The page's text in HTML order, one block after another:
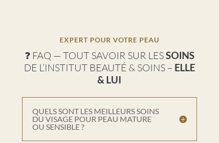
EXPERT POUR VOTRE PEAU
❓ FAQ — TOUT SAVOIR SUR LESSOINS
DE L’INSTITUT BEAUTÉ & SOINS – ELLE
& LUI
QUELS SONT LES MEILLEURS SOINS
DU VISAGE POUR PEAU MATURE
OU SENSIBLE ?